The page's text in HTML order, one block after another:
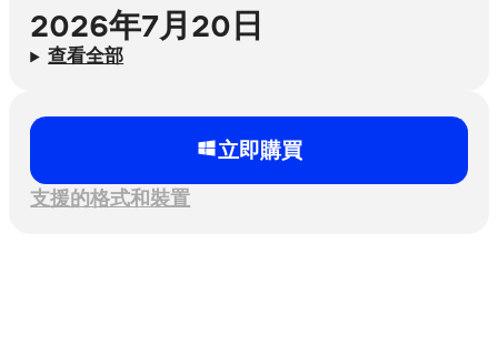
2026年7月20日
查看全部
立即購買
支援的格式和裝置